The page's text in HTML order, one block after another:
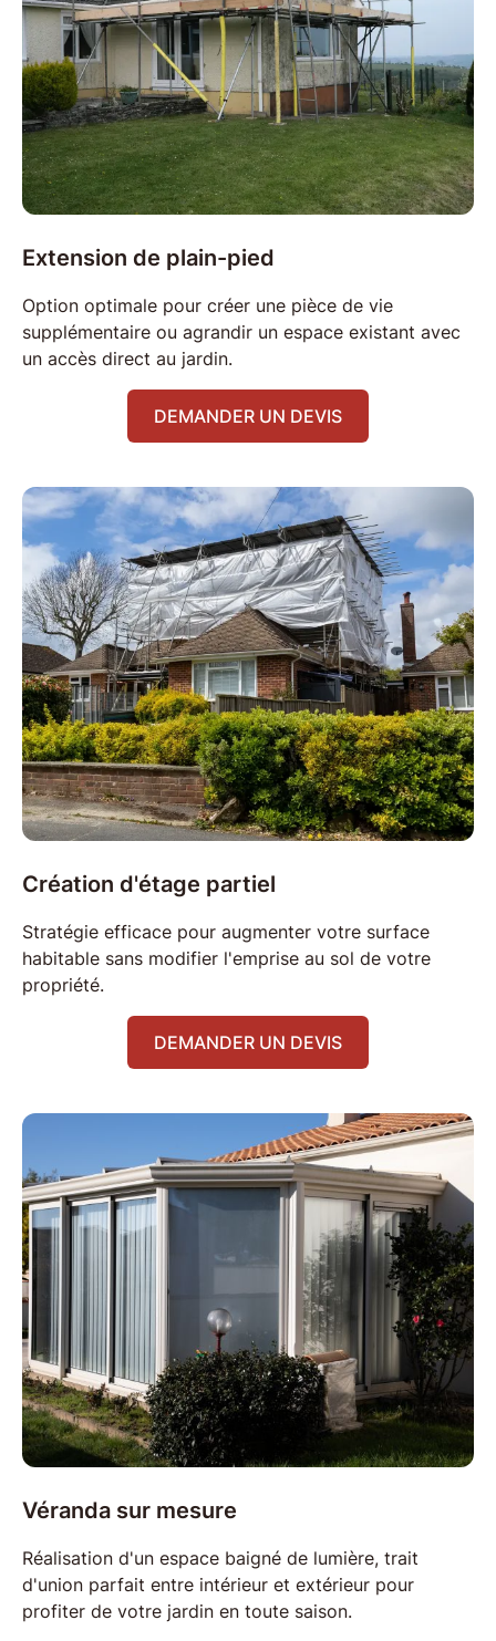
Extension de plain-pied
Option optimale pour créer une pièce de vie
supplémentaire ou agrandir un espace existant avec
un accès direct au jardin.
DEMANDER UN DEVIS
Création d'étage partiel
Stratégie efficace pour augmenter votre surface
habitable sans modifier l'emprise au sol de votre
propriété.
DEMANDER UN DEVIS
Véranda sur mesure
Réalisation d'un espace baigné de lumière, trait
d'union parfait entre intérieur et extérieur pour
profiter de votre jardin en toute saison.